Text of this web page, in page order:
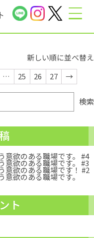
… 25 26 27
→
検索
意欲のある職場です。 #4
意欲のある職場です。 #3
意欲のある職場です！ #2
欲のある職場です。
ト